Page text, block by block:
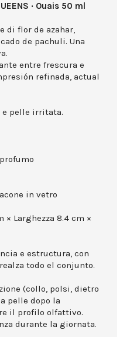
· Ouais 50 ml
di flor de azahar,
de pachuli. Una
entre frescura e
refinada, actual
e pelle irritata.
in vetro
× Larghezza 8.4 cm ×
e estructura, con
todo el conjunto.
(collo, polsi, dietro
pelle dopo la
il profilo olfattivo.
durante la giornata.